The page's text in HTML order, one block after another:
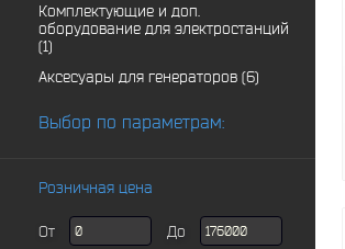
Комплектующие и доп.
оборудование для электростанций
(1)
Аксесуары для генераторов (6)
Выбор по параметрам:
Розничная цена
От До